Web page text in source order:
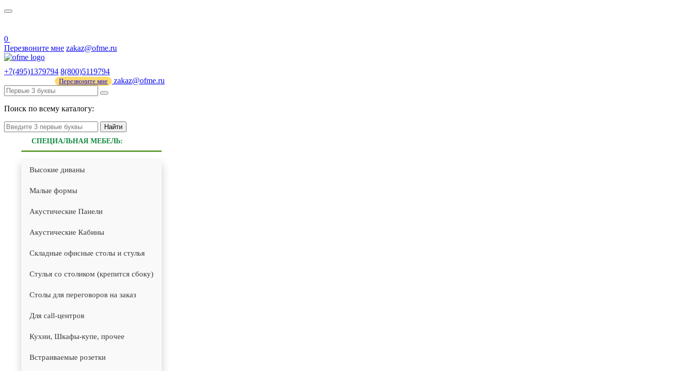
0
Перезвоните мне zakaz@ofme.ru
+7(495)1379794 8(800)5119794
Перезвоните мне zakaz@ofme.ru
Поиск по всему каталогу:
Найти
СПЕЦИАЛЬНАЯ МЕБЕЛЬ:
Высокие диваны
Малые формы
Акустические Панели
Акустические Кабины
Складные офисные столы и стулья
Стулья со столиком (крепится сбоку)
Столы для переговоров на заказ
Для call-центров
Кухни, Шкафы-купе, прочее
Встраиваемые розетки